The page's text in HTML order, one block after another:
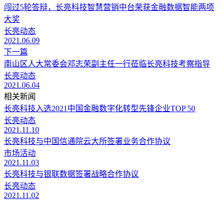
闯过5轮答辩，长亮科技智慧营销中台荣获金融数据智能两项
大奖
长亮动态
2021.06.09
下一篇
南山区人大常委会邓志荣副主任一行莅临长亮科技考察指导
长亮动态
2021.06.04
相关新闻
长亮科技入选2021中国金融数字化转型先锋企业TOP 50
长亮动态
2021.11.10
长亮科技与中国信通院云大所签署业务合作协议
市场活动
2021.11.03
长亮科技与银联数据签署战略合作协议
长亮动态
2021.11.02